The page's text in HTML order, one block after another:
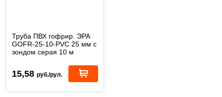
Труба ПВХ гофрир. ЭРА
GOFR-25-10-PVС 25 мм с
зондом серая 10 м
15,58 руб./рул.